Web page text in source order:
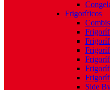
Frigoríficos
Combis
Side